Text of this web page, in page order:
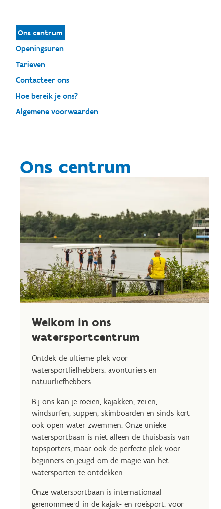
Ons centrum
Openingsuren
Tarieven
Contacteer ons
Hoe bereik je ons?
Algemene voorwaarden
Ons centrum
Welkom in ons
watersportcentrum
Ontdek de ultieme plek voor
watersportliefhebbers, avonturiers en
natuurliefhebbers.
Bij ons kan je roeien, kajakken, zeilen,
windsurfen, suppen, skimboarden en sinds kort
ook open water zwemmen. Onze unieke
watersportbaan is niet alleen de thuisbasis van
topsporters, maar ook de perfecte plek voor
beginners en jeugd om de magie van het
watersporten te ontdekken.
Onze watersportbaan is internationaal
gerenommeerd in de kajak- en roeisport: voor